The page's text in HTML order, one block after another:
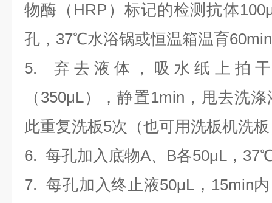
物酶（HRP）标记的检测抗体
孔，37℃水浴锅或恒温箱温育
5. 弃去液体，吸水纸上拍
（350μL）
，静置1min，甩去洗
此重复洗板5次（也可用洗板机洗
6. 每孔加入底物A、B各50μL，
7. 每孔加入终止液50μL，15min